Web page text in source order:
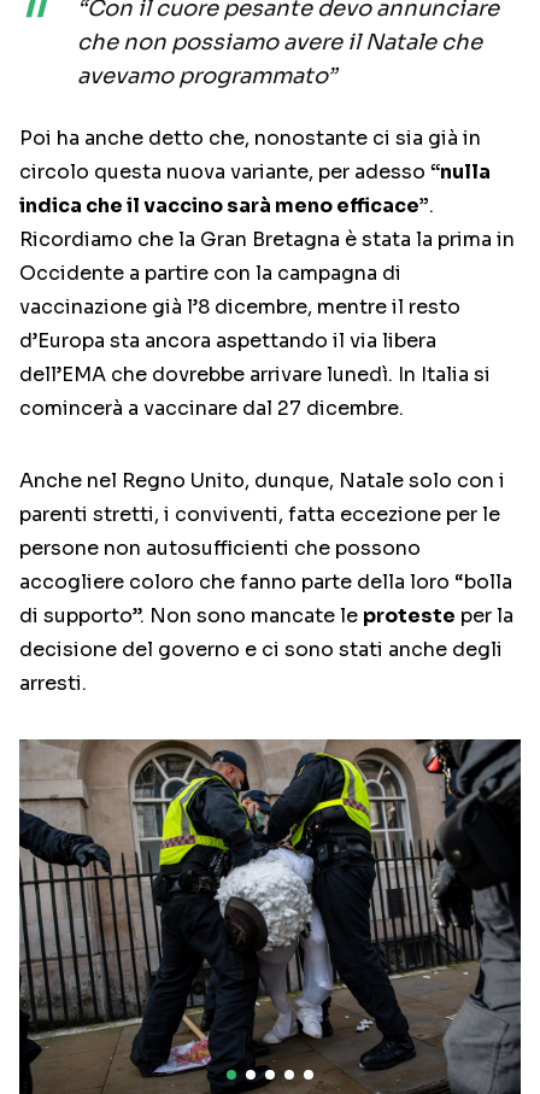
“Con il cuore pesante devo annunciare
che non possiamo avere il Natale che
avevamo programmato”
Poi ha anche detto che, nonostante ci sia già in
circolo questa nuova variante, per adesso “nulla
indica che il vaccino sarà meno efficace”.
Ricordiamo che la Gran Bretagna è stata la prima in
Occidente a partire con la campagna di
vaccinazione già l’8 dicembre, mentre il resto
d’Europa sta ancora aspettando il via libera
dell’EMA che dovrebbe arrivare lunedì. In Italia si
comincerà a vaccinare dal 27 dicembre.
Anche nel Regno Unito, dunque, Natale solo con i
parenti stretti, i conviventi, fatta eccezione per le
persone non autosufficienti che possono
accogliere coloro che fanno parte della loro “bolla
di supporto”. Non sono mancate le proteste per la
decisione del governo e ci sono stati anche degli
arresti.